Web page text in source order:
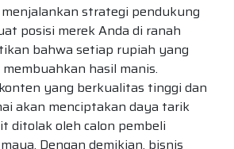
strategi pendukung
posisi merek Anda di ranah
bahwa setiap rupiah yang
hasil manis.
yang berkualitas tinggi dan
akan menciptakan daya tarik
ditolak oleh calon pembeli
Dengan demikian, bisnis